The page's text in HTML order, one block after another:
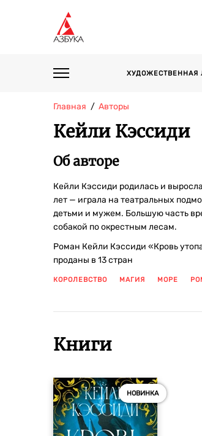
ХУДОЖЕСТВЕННАЯ
Главная Авторы
Кейли Кэссиди
Об авторе
Кейли Кэссиди родилась и
лет — играла на театральных
детьми и мужем. Большую часть
собакой по окрестным лесам.
Роман Кейли Кэссиди «Кровь
проданы в 13 стран
КОРОЛЕВСТВО МАГИЯ МОРЕ
Книги
НОВИНКА